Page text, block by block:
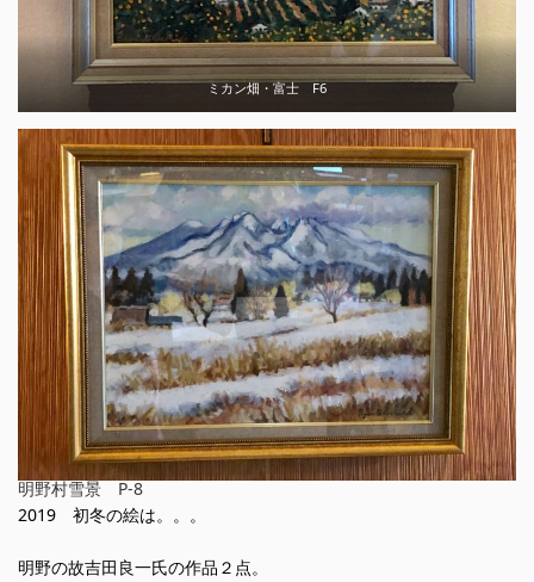
ミカン畑・富士 F6
明野村雪景 P-8
2019 初冬の絵は。。。
明野の故吉田良一氏の作品２点。